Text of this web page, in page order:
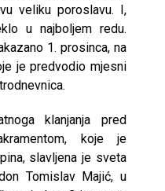
veliku poroslavu. I,
u najboljem redu.
1. prosinca, na
je predvodio mjesni
klanjanja pred
koje je
slavljena je sveta
Tomislav Majić, u